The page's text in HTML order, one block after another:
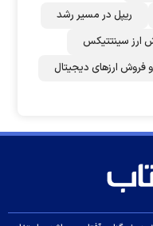
ریپل در مسیر رشد
ارز سینتتیکس
فروش ارزهای دیجیتال